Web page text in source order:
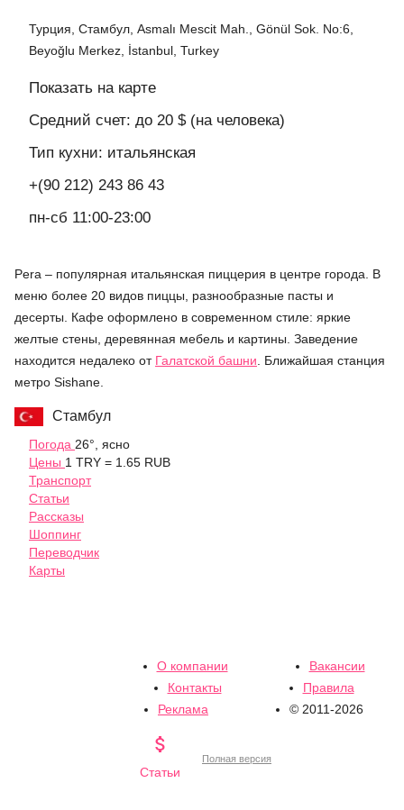
Турция, Стамбул, Asmalı Mescit Mah., Gönül Sok. No:6,
Beyoğlu Merkez, İstanbul, Turkey
Показать на карте
Средний счет: до 20 $ (на человека)
Тип кухни: итальянская
+(90 212) 243 86 43
пн-сб 11:00-23:00
Pera – популярная итальянская пиццерия в центре города. В
меню более 20 видов пиццы, разнообразные пасты и
десерты. Кафе оформлено в современном стиле: яркие
желтые стены, деревянная мебель и картины. Заведение
находится недалеко от Галатской башни. Ближайшая станция
метро Sishane.
Стамбул
Погода 26°, ясно
Цены 1 TRY = 1.65 RUB
Транспорт
Статьи
Рассказы
Шоппинг
Переводчик
Карты
О компании
Вакансии
Контакты
Правила
Реклама
© 2011-2026

Статьи
Полная версия